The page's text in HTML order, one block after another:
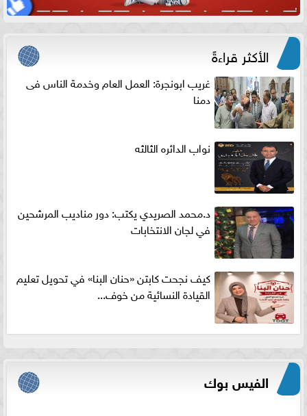
الأكثر قراءةً
غريب ابونجرة: العمل العام وخدمة الناس فى
دمنا
نواب الدائره الثالثه
د.محمد الصريدي يكتب: دور مناديب المرشحين
في لجان الانتخابات
كيف نجحت كابتن «حنان البنا» في تحويل تعليم
القيادة النسائية من خوف...
الفيس بوك